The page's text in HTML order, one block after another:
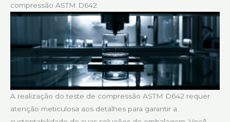
compressão ASTM D642
A realização do teste de compressão ASTM D642 requer
atenção meticulosa aos detalhes para garantir a